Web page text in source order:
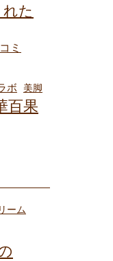
た
ミ
ボ
美脚
百果
ーム